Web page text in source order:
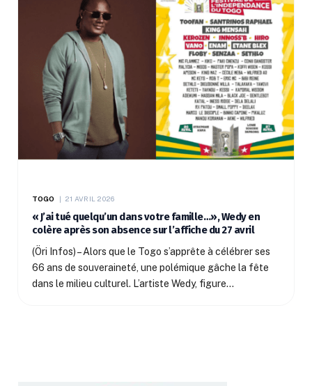
TOGO 21 AVRIL 2026
« J’ai tué quelqu’un dans votre famille…», Wedy en
colère après son absence sur l’affiche du 27 avril
(Öri Infos) – Alors que le Togo s’apprête à célébrer ses
66 ans de souveraineté, une polémique gâche la fête
dans le milieu culturel. L’artiste Wedy, figure…